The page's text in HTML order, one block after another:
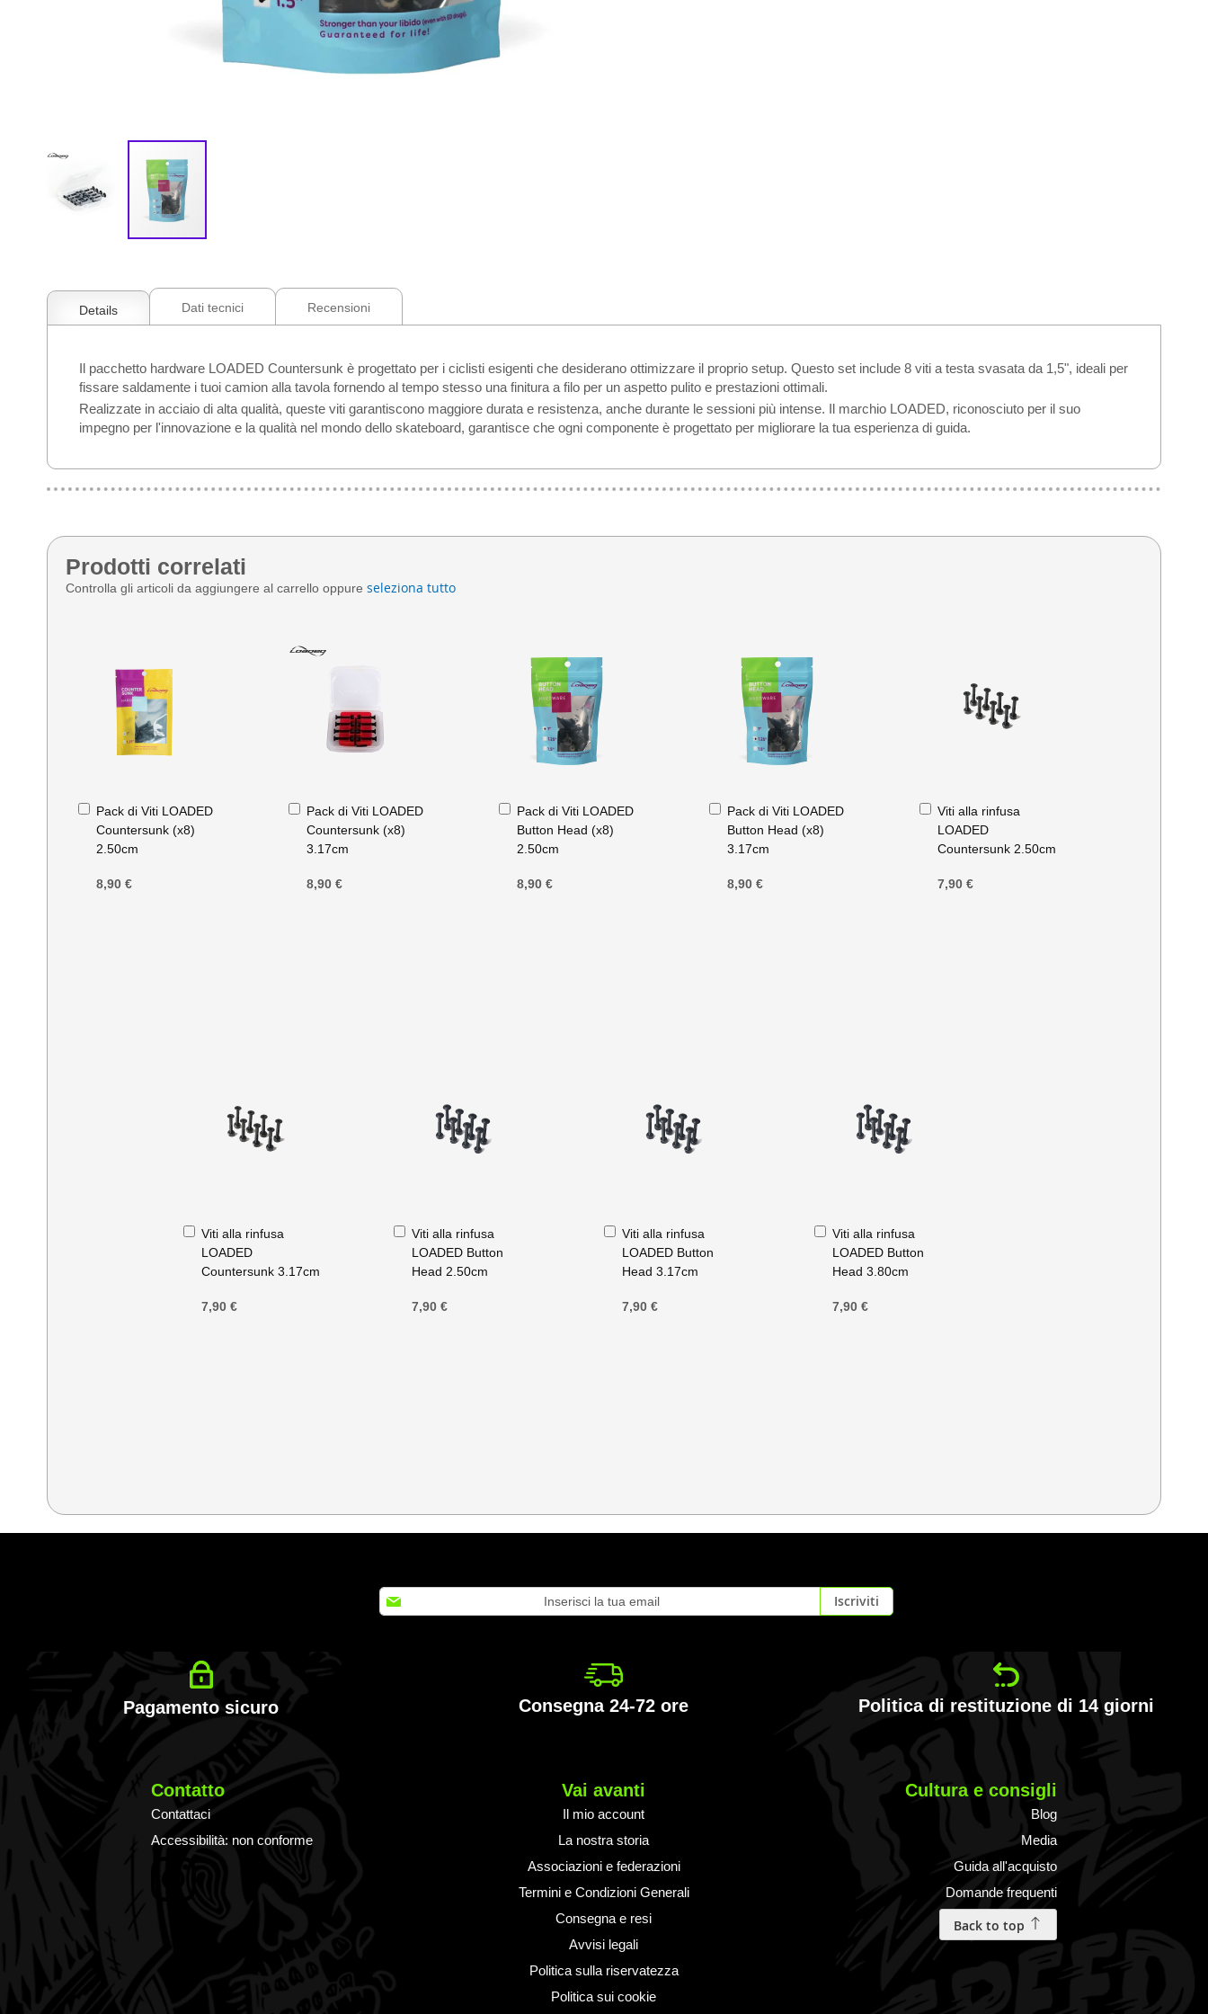
galleriaDetails
Il pacchetto hardware LOADED Countersunk è progettato per i ciclisti esigenti che desiderano ottimizzare il proprio setup. Questo set include 8 viti a testa svasata da 1,5", ideali per
fissare saldamente i tuoi camion alla tavola fornendo al tempo stesso una finitura a filo per un aspetto pulito e prestazioni ottimali.
Realizzate in acciaio di alta qualità, queste viti garantiscono maggiore durata e resistenza, anche durante le sessioni più intense. Il marchio LOADED, riconosciuto per il suo
impegno per l'innovazione e la qualità nel mondo dello skateboard, garantisce che ogni componente è progettato per migliorare la tua esperienza di guida.
Dati tecnici Recensioni
Prodotti correlati
Controlla gli articoli da aggiungere al carrello oppure seleziona tutto
Pack di Viti LOADED
Countersunk (x8)
2.50cm
8,90 €
Aggiungi
al
Carrello
Pack di Viti LOADED
Countersunk (x8)
3.17cm
8,90 €
Aggiungi
al
Carrello
Pack di Viti LOADED
Button Head (x8)
2.50cm
8,90 €
Aggiungi
al
Carrello
Pack di Viti LOADED
Button Head (x8)
3.17cm
8,90 €
Aggiungi
al
Carrello
Viti alla rinfusa
LOADED
Countersunk 2.50cm
7,90 €
Aggiungi
al
Carrello
Viti alla rinfusa
LOADED
Countersunk 3.17cm
7,90 €
Aggiungi
al
Carrello
Viti alla rinfusa
LOADED Button
Head 2.50cm
7,90 €
Aggiungi
al
Carrello
Viti alla rinfusa
LOADED Button
Head 3.17cm
7,90 €
Aggiungi
al
Carrello
Viti alla rinfusa
LOADED Button
Head 3.80cm
7,90 €
Aggiungi
al
Carrello
Iscriviti
alla
Iscriviti
Pagamento sicuro Consegna 24-72 ore Politica di restituzione di 14 giorni
Contatto
Contattaci
Accessibilità: non conforme
Vai avanti
Il mio account
La nostra storia
Associazioni e federazioni
Termini e Condizioni Generali
Consegna e resi
Avvisi legali
Politica sulla riservatezza
Politica sui cookie
Cultura e consigli
Blog
Media
Guida all'acquisto
Domande frequenti
Back to top